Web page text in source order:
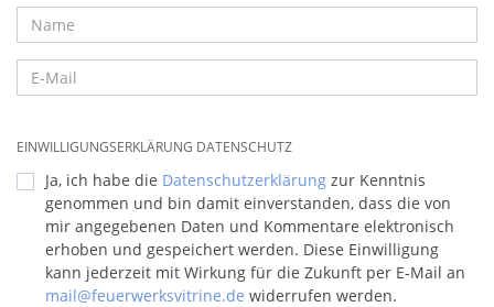
EINWILLIGUNGSERKLÄRUNG DATENSCHUTZ
Ja, ich habe die Datenschutzerklärung zur Kenntnis
genommen und bin damit einverstanden, dass die von
mir angegebenen Daten und Kommentare elektronisch
erhoben und gespeichert werden. Diese Einwilligung
kann jederzeit mit Wirkung für die Zukunft per E-Mail an
mail@feuerwerksvitrine.de widerrufen werden.